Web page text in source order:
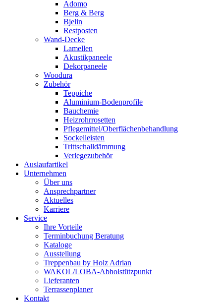
Adomo
Berg & Berg
Bjelin
Restposten
Wand-Decke
Lamellen
Akustikpaneele
Dekorpaneele
Woodura
Zubehör
Teppiche
Aluminium-Bodenprofile
Bauchemie
Heizrohrrosetten
Pflegemittel/Oberflächenbehandlung
Sockelleisten
Trittschalldämmung
Verlegezubehör
Auslaufartikel
Unternehmen
Über uns
Ansprechpartner
Aktuelles
Karriere
Service
Ihre Vorteile
Terminbuchung Beratung
Kataloge
Ausstellung
Treppenbau by Holz Adrian
WAKOL/LOBA-Abholstützpunkt
Lieferanten
Terrassenplaner
Kontakt